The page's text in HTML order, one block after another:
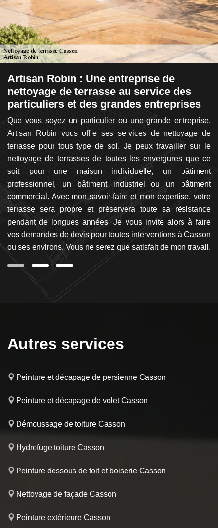
Artisan Robin : Une entreprise de
nettoyage de terrasse au service des
particuliers et des grandes entreprises
Que vous soyez un particulier ou une grande entreprise,
Artisan Robin vous offre ses services de nettoyage de
terrasse pour tous type de sol. Je peux travailler sur le
nettoyage de terrasses de toutes les envergures que ce
soit pour une maison individuelle, un bâtiment
professionnel, un bâtiment industriel ou un bâtiment
commercial. Avec mon savoir-faire et mon expertise, votre
terrasse sera propre et préservera toute sa résistance
pendant de longues années. Je vous invite alors à faire
vos demandes de devis pour toutes interventions à Casson
ou ses environs. Vous ne serez que satisfait de mon travail.
Autres services
Peinture et décapage de persienne Casson
Peinture et décapage de volet Casson
Démoussage de toiture Casson
Hydrofuge toiture Casson
Peinture dessous de toit et boiserie Casson
Nettoyage de façade Casson
Peinture extérieure Casson